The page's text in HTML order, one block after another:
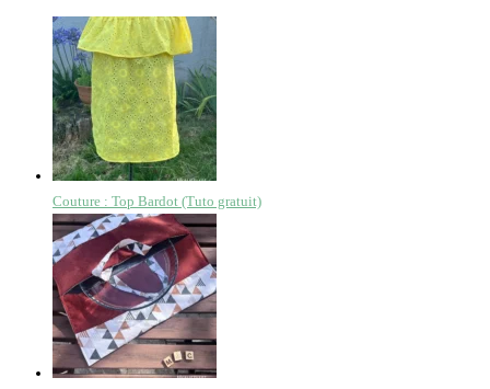
Couture : Top Bardot (Tuto gratuit)